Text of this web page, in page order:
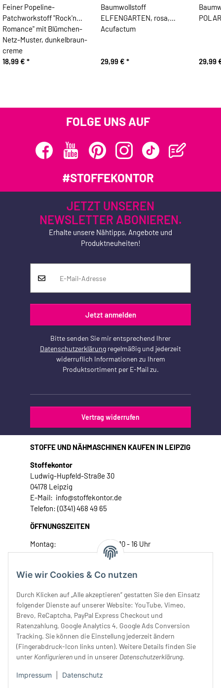
Wie wir Cookies & Co nutzen
Durch Klicken auf „Alle akzeptieren“ gestatten Sie den Einsatz
folgender Dienste auf unserer Website: YouTube, Vimeo,
Brevo, ReCaptcha, PayPal Express Checkout und
Ratenzahlung, Google Analytics 4, Google Ads Conversion
Tracking. Sie können die Einstellung jederzeit ändern
(Fingerabdruck-Icon links unten). Weitere Details finden Sie
unter Konfigurieren und in unserer Datenschutzerklärung.
Impressum Datenschutz
Feiner Popeline-
Patchworkstoff "Rock'n
Romance" mit Blümchen-
Netz-Muster, dunkelbraun-
creme
18,99 € *
Baumwollstoff
ELFENGARTEN, rosa,
Acufactum
29,99 € * 29,99
FOLGE UNS AUF
#STOFFEKONTOR
JETZT UNSEREN
NEWSLETTER ABONIEREN.
Erhalte unsere Nähtipps, Angebote und
Produktneuheiten!
Jetzt anmelden
Bitte senden Sie mir entsprechend Ihrer
Datenschutzerklärung regelmäßig und jederzeit
widerruflich Informationen zu Ihrem
Produktsortiment per E-Mail zu.
Vertrag widerrufen
STOFFE UND NÄHMASCHINEN KAUFEN IN LEIPZIG
Stoffekontor
Ludwig-Hupfeld-Straße 30
04178 Leipzig
E-Mail: info@stoffekontor.de
Telefon: (0341) 468 49 65
ÖFFNUNGSZEITEN
Montag:
10 - 16 Uhr
Dienstag:
10 - 16 Uhr
Donnerstag:
10 - 18 Uhr
Samstag:
10 - 14 Uhr
Unser Service
Rechtliches